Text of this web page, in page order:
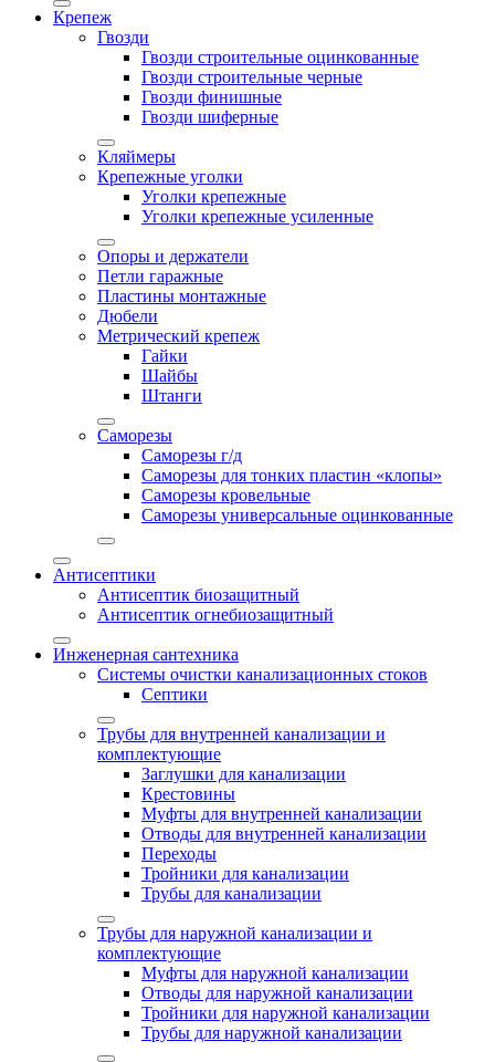
Крепеж
Гвозди
Гвозди строительные оцинкованные
Гвозди строительные черные
Гвозди финишные
Гвозди шиферные
Кляймеры
Крепежные уголки
Уголки крепежные
Уголки крепежные усиленные
Опоры и держатели
Петли гаражные
Пластины монтажные
Дюбели
Метрический крепеж
Гайки
Шайбы
Штанги
Саморезы
Саморезы г/д
Саморезы для тонких пластин «клопы»
Саморезы кровельные
Саморезы универсальные оцинкованные
Антисептики
Антисептик биозащитный
Антисептик огнебиозащитный
Инженерная сантехника
Системы очистки канализационных стоков
Септики
Трубы для внутренней канализации и
комплектующие
Заглушки для канализации
Крестовины
Муфты для внутренней канализации
Отводы для внутренней канализации
Переходы
Тройники для канализации
Трубы для канализации
Трубы для наружной канализации и
комплектующие
Муфты для наружной канализации
Отводы для наружной канализации
Тройники для наружной канализации
Трубы для наружной канализации